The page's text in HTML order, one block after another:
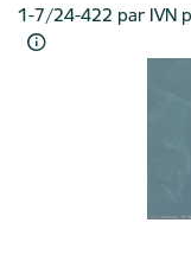
1-7/24-422 par IVN